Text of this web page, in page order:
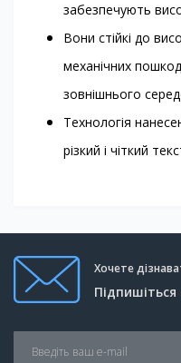
забезпечують
Вони стійкі до
механічних
зовнішнього
Технологія
різкий і чіткий
Хочете